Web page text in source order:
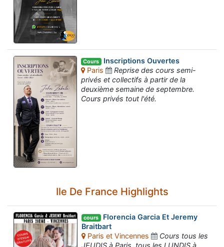
Cours Inscriptions Ouvertes
Paris
Reprise des cours semi-
privés et collectifs à partir de la
deuxième semaine de septembre.
Cours privés tout l'été.
Ile De France Highlights
cours Florencia Garcia Et Jeremy
Braitbart
Paris et Vincennes
Cours tous les